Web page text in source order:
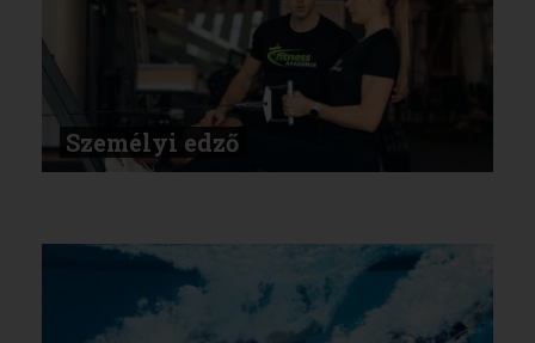
Személyi edző